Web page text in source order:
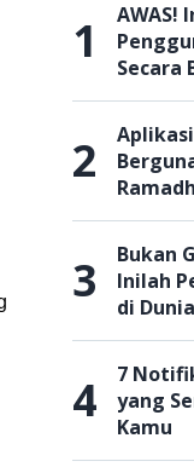
1
AWAS!
Secara
2
3
Bukan
Inilah
di Dunia
4
7
yang
Kamu